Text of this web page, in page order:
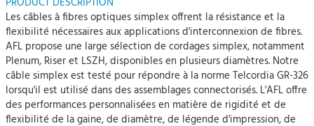
Les câbles à fibres optiques simplex offrent la résistance et la
flexibilité nécessaires aux applications d'interconnexion de fibres.
AFL propose une large sélection de cordages simplex, notamment
Plenum, Riser et LSZH, disponibles en plusieurs diamètres. Notre
câble simplex est testé pour répondre à la norme Telcordia GR-326
lorsqu'il est utilisé dans des assemblages connectorisés. L'AFL offre
des performances personnalisées en matière de rigidité et de
flexibilité de la gaine, de diamètre, de légende d'impression, de